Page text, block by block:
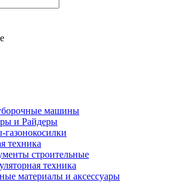
машины
и Райдеры
газонокосилки
техника
строительные
техника
материалы и аксессуары